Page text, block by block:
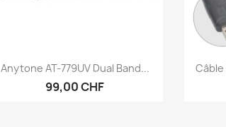
Anteprima
Anytone AT-779UV Dual Band...
99,00 CHF
Câble